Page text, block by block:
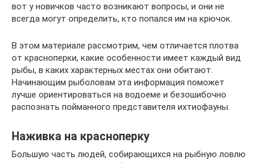
вот у новичков часто возникают вопросы, и они не
всегда могут определить, кто попался им на крючок.
В этом материале рассмотрим, чем отличается плотва
от красноперки, какие особенности имеет каждый вид
рыбы, в каких характерных местах они обитают.
Начинающим рыболовам эта информация поможет
лучше ориентироваться на водоеме и безошибочно
распознать пойманного представителя ихтиофауны.
Наживка на красноперку
Большую часть людей, собирающихся на рыбную ловлю